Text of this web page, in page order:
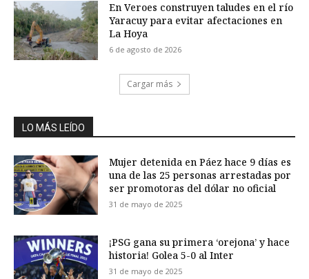
En Veroes construyen taludes en el río
Yaracuy para evitar afectaciones en
La Hoya
6 de agosto de 2026
Cargar más
LO MÁS LEÍDO
Mujer detenida en Páez hace 9 días es
una de las 25 personas arrestadas por
ser promotoras del dólar no oficial
31 de mayo de 2025
¡PSG gana su primera ‘orejona’ y hace
historia! Golea 5-0 al Inter
31 de mayo de 2025